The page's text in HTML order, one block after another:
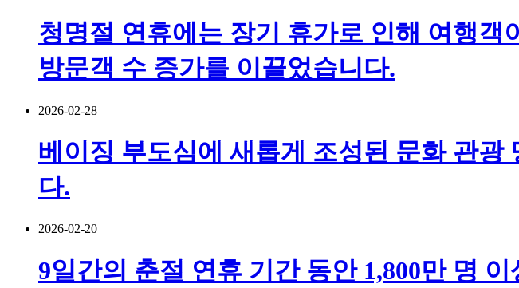
청명절 연휴에는 장기 휴가로 인해 여행
방문객 수 증가를 이끌었습니다.
2026-02-28
베이징 부도심에 새롭게 조성된 문화 관
다.
2026-02-20
9일간의 춘절 연휴 기간 동안 1,800만 명